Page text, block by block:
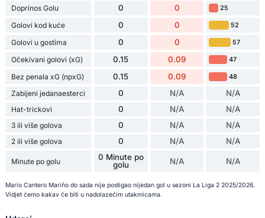
Doprinos Golu 0 0 25
Golovi kod kuće 0 0 52
Golovi u gostima 0 0 57
Očekivani golovi (xG) 0.15 0.09 47
Bez penala xG (npxG) 0.15 0.09 48
Zabijeni jedanaesterci 0 N/A N/A
Hat-trickovi 0 N/A N/A
3 ili više golova 0 N/A N/A
2 ili više golova 0 N/A N/A
Minute po golu
0 Minute po
golu
N/A N/A
Mario Cantero Mariño do sada nije postigao nijedan gol u sezoni La Liga 2 2025/2026.
Vidjet ćemo kakav će biti u nadolazećim utakmicama.